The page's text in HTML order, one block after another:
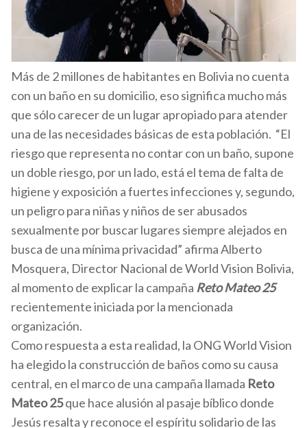
Más de 2 millones de habitantes en Bolivia no cuenta
con un baño en su domicilio, eso significa mucho más
que sólo carecer de un lugar apropiado para atender
una de las necesidades básicas de esta población. “El
riesgo que representa no contar con un baño, supone
un doble riesgo, por un lado, está el tema de falta de
higiene y exposición a fuertes infecciones y, segundo,
un peligro para niñas y niños de ser abusados
sexualmente por buscar lugares siempre alejados en
busca de una mínima privacidad” afirma Alberto
Mosquera, Director Nacional de World Vision Bolivia,
al momento de explicar la campaña Reto Mateo 25
recientemente iniciada por la mencionada
organización.
Como respuesta a esta realidad, la ONG World Vision
ha elegido la construcción de baños como su causa
central, en el marco de una campaña llamada Reto
Mateo 25que hace alusión al pasaje bíblico donde
Jesús resalta y reconoce el espíritu solidario de las